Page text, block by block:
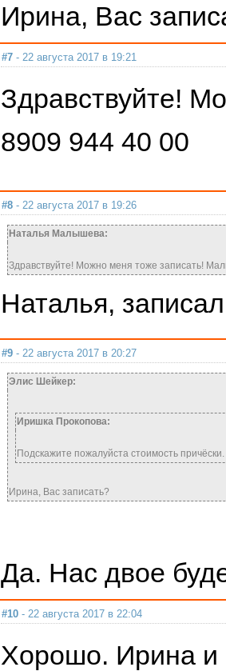
Ирина, Вас
#7 - 22 августа 2017 в 19:21
Здравствуйте!
8909 944 40 00
#8 - 22 августа 2017 в 19:26
Наталья Малышева:
Здравствуйте! Можно меня тоже записать!
Наталья,
#9 - 22 августа 2017 в 20:27
Элис Шейкер:
Иришка Прокопова:
Подскажите пожалуйста стоимость причёски.
Ирина, Вас записать?
Да. Нас двое
#10 - 22 августа 2017 в 22:04
Хорошо. Ирина и